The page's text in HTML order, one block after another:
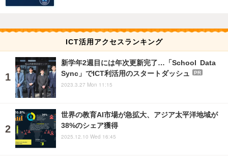
ICT活用アクセスランキング
新学年2週目には年次更新完了…「School Data
Sync」でICT利活用のスタートダッシュ
PR
2023.3.27 Mon 11:15
世界の教育AI市場が急拡大、アジア太平洋地域が
38%のシェア獲得
2025.12.10 Wed 16:45